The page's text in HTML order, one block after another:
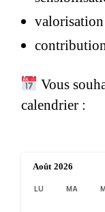
valorisation
Vous
calendrier :
Août 2026
LU MA